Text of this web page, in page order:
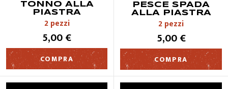
TONNO ALLA
PIASTRA
2 pezzi
5,00 €
COMPRA
PESCE SPADA
ALLA PIASTRA
2 pezzi
5,00 €
COMPRA